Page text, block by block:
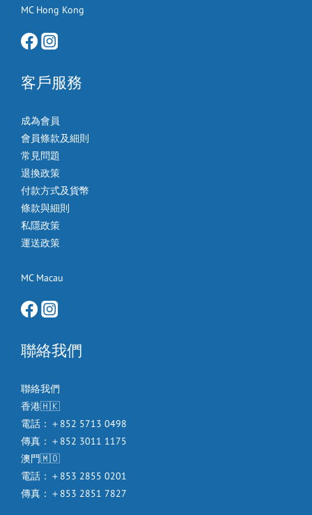
MC Hong Kong
客戶服務
成為會員
會員條款及細則
常見問題
退換政策
付款方式及貨幣
條款與細則
私隱政策
運送政策
MC Macau
聯絡我們
聯絡我們
香港🇭🇰
電話：＋852 5713 0498
傳真：＋852 3011 1175
澳門🇲🇴
電話：＋853 2855 0201
傳真：＋853 2851 7827